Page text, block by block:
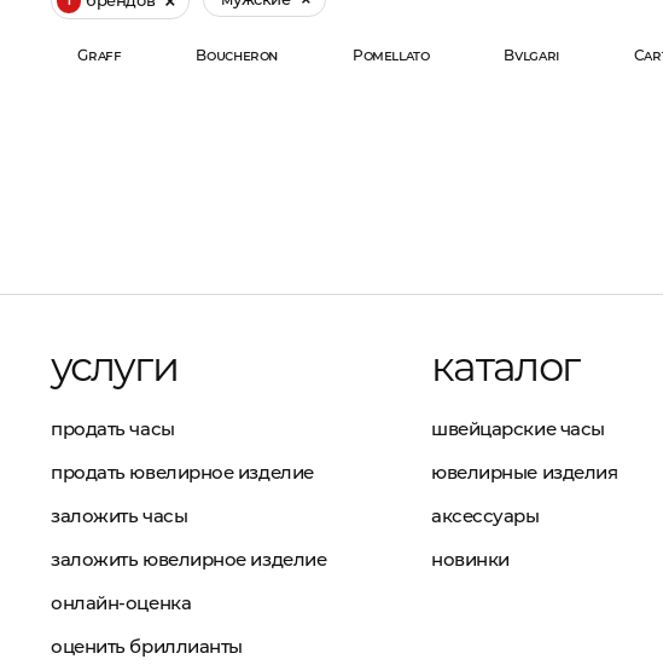
Graff Boucheron Pomellato Bvlgari
услуги
продать часы
продать ювелирное изделие
заложить часы
заложить ювелирное изделие
онлайн-оценка
оценить бриллианты
каталог
швейцарские часы
ювелирные изделия
аксессуары
новинки